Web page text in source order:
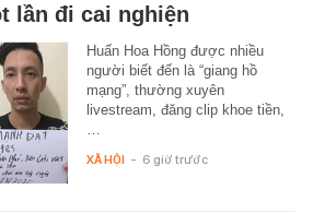
lần đi cai nghiện
Huấn Hoa Hồng được nhiều
người biết đến là “giang hồ
mạng”, thường xuyên
livestream, đăng clip khoe tiền,
XÃ HỘI - 6 giờ trước